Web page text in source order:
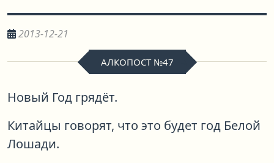
2013-12-21
АЛКОПОСТ №47
Новый Год грядёт.
Китайцы говорят, что это будет год Белой
Лошади.